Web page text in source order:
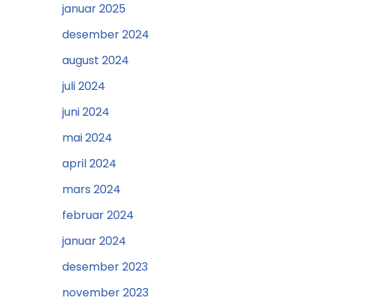
januar 2025
desember 2024
august 2024
juli 2024
juni 2024
mai 2024
april 2024
mars 2024
februar 2024
januar 2024
desember 2023
november 2023